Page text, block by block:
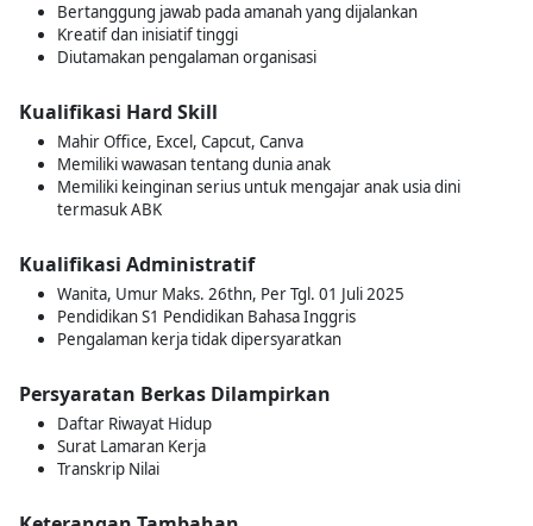
Bertanggung jawab pada amanah yang dijalankan
Kreatif dan inisiatif tinggi
Diutamakan pengalaman organisasi
Kualifikasi Hard Skill
Mahir Office, Excel, Capcut, Canva
Memiliki wawasan tentang dunia anak
Memiliki keinginan serius untuk mengajar anak usia dini
termasuk ABK
Kualifikasi Administratif
Wanita, Umur Maks. 26thn, Per Tgl. 01 Juli 2025
Pendidikan S1 Pendidikan Bahasa Inggris
Pengalaman kerja tidak dipersyaratkan
Persyaratan Berkas Dilampirkan
Daftar Riwayat Hidup
Surat Lamaran Kerja
Transkrip Nilai